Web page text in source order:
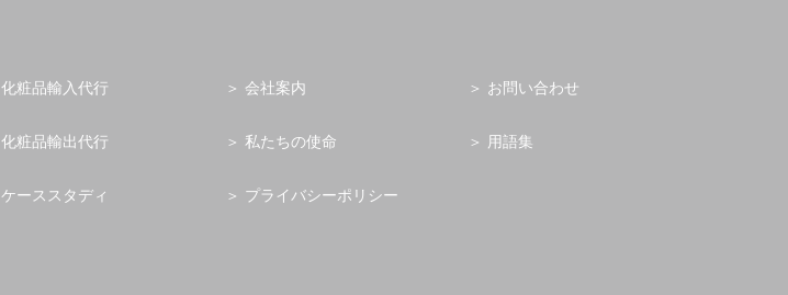
化粧品輸入代行
化粧品輸出代行
ケーススタディ
会社案内
私たちの使命
プライバシーポリシー
お問い合わせ
用語集